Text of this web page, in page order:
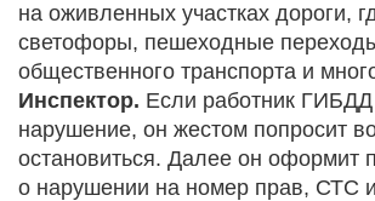
на оживленных участках дороги,
светофоры, пешеходные
общественного транспорта и
Инспектор. Если работник ГИБДД
нарушение, он жестом попросит
остановиться. Далее он оформит
о нарушении на номер прав, СТС